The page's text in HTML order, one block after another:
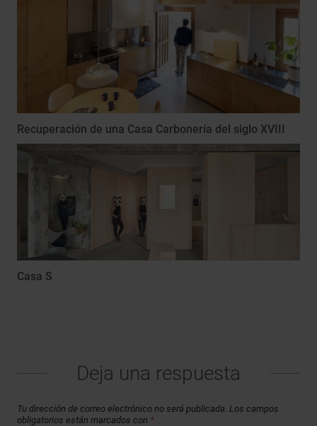
Recuperación de una Casa Carbonería del siglo XVIII
Casa S
Deja una respuesta
Tu dirección de correo electrónico no será publicada. Los campos
obligatorios están marcados con *